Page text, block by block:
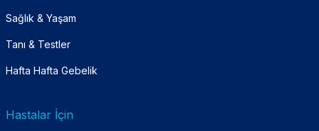
Sağlık & Yaşam
Tanı & Testler
Hafta Hafta Gebelik
Hastalar İçin